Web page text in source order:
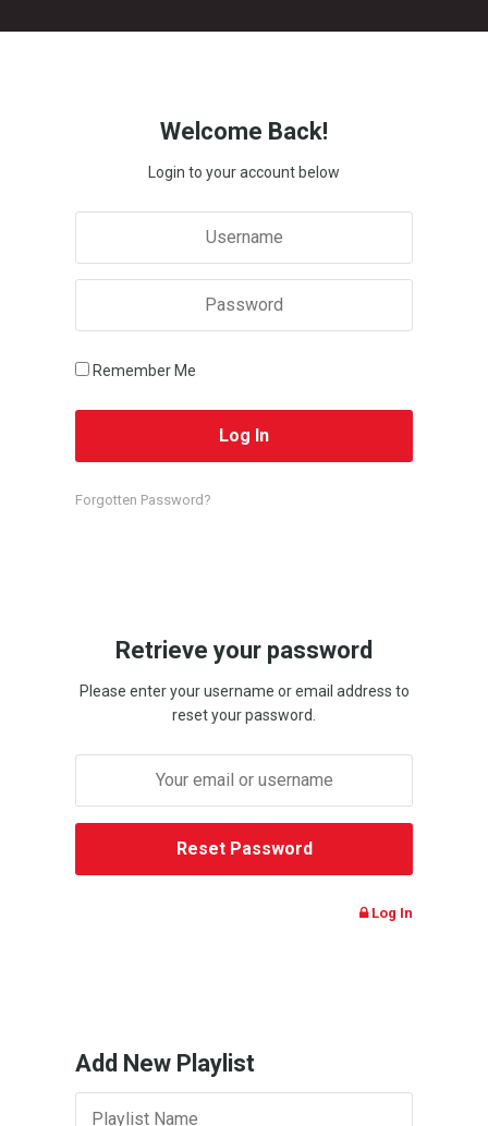
Welcome Back!
Login to your account below
Remember Me
Forgotten Password?
Retrieve your password
Please enter your username or email address to
reset your password.
Log In
Add New Playlist